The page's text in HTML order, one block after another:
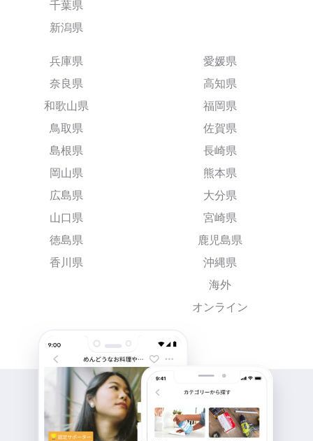
千葉県
新潟県
兵庫県
奈良県
和歌山県
鳥取県
島根県
岡山県
広島県
山口県
徳島県
香川県
愛媛県
高知県
福岡県
佐賀県
長崎県
熊本県
大分県
宮崎県
鹿児島県
沖縄県
海外
オンライン